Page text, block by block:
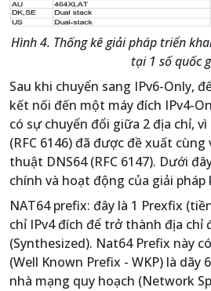
Hình 4. Thống kê giải pháp triển
tại 1 số quốc
Sau khi chuyển sang IPv6-Only,
kết nối đến một máy đích IPv4-
có sự chuyển đổi giữa 2 địa chỉ,
(RFC 6146) đã được đề xuất
thuật DNS64 (RFC 6147). Dưới
chính và hoạt động của giải pháp
NAT64 prefix: đây là 1 Prexfix
chỉ IPv4 đích để trở thành địa chỉ
(Synthesized). Nat64 Prefix này
(Well Known Prefix - WKP) là dãy
nhà mạng quy hoạch (Network